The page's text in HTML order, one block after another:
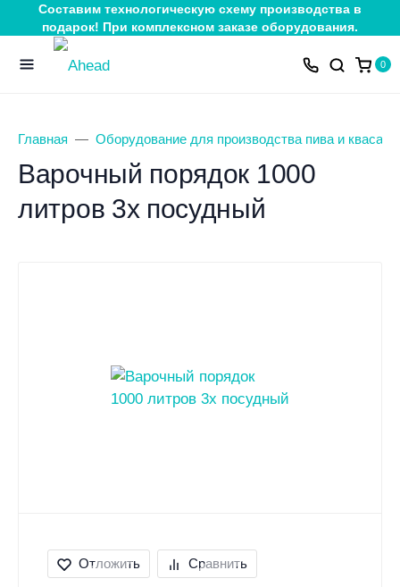
Составим технологическую схему производства в
подарок! При комплексном заказе оборудования.
0
Главная Оборудование для производства пива и кваса
Варочный порядок 1000
литров 3х посудный
Отложить Сравнить